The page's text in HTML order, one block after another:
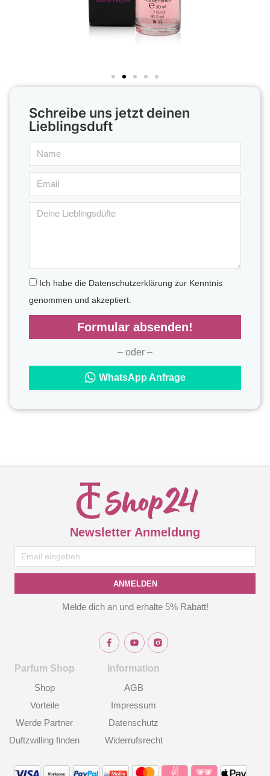
Schreibe uns jetzt deinen
Lieblingsduft
Ich habe die Datenschutzerklärung zur Kenntnis
genommen und akzeptiert.
Formular absenden!
– oder –
WhatsApp Anfrage
Parfum Shop
Shop
Vorteile
Werde Partner
Duftzwilling finden
Information
AGB
Impressum
Datenschutz
Widerrufsrecht
Newsletter Anmeldung
ANMELDEN
Melde dich an und erhalte 5% Rabatt!